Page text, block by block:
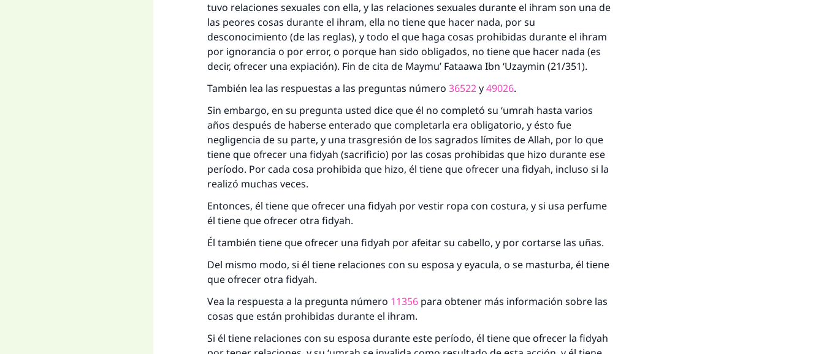
tuvo relaciones sexuales con ella, y las relaciones sexuales durante el ihram son una de
las peores cosas durante el ihram, ella no tiene que hacer nada, por su
desconocimiento (de las reglas), y todo el que haga cosas prohibidas durante el ihram
por ignorancia o por error, o porque han sido obligados, no tiene que hacer nada (es
decir, ofrecer una expiación). Fin de cita de Maymu’ Fataawa Ibn ‘Uzaymin (21/351).
También lea las respuestas a las preguntas número 36522y49026.
Sin embargo, en su pregunta usted dice que él no completó su ‘umrah hasta varios
años después de haberse enterado que completarla era obligatorio, y ésto fue
negligencia de su parte, y una trasgresión de los sagrados límites de Allah, por lo que
tiene que ofrecer una fidyah (sacrificio) por las cosas prohibidas que hizo durante ese
período. Por cada cosa prohibida que hizo, él tiene que ofrecer una fidyah, incluso si la
realizó muchas veces.
Entonces, él tiene que ofrecer una fidyah por vestir ropa con costura, y si usa perfume
él tiene que ofrecer otra fidyah.
Él también tiene que ofrecer una fidyah por afeitar su cabello, y por cortarse las uñas.
Del mismo modo, si él tiene relaciones con su esposa y eyacula, o se masturba, él tiene
que ofrecer otra fidyah.
Vea la respuesta a la pregunta número 11356 para obtener más información sobre las
cosas que están prohibidas durante el ihram.
Si él tiene relaciones con su esposa durante este período, él tiene que ofrecer la fidyah
Profeta ﷺ dijo:
"Una persona que orienta a otros a hacer el bien obtendrá la
misma recompensa que aquellos que lo realicen."
(MUSLIM, 1893)
Contribuir